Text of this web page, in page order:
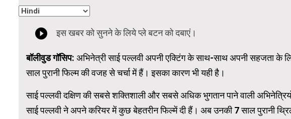
बॉलीवुड गॉसिप: अभिनेत्री साई पल्लवी अपनी एक्टिंग के साथ-साथ अपनी सहजता के
साल पुरानी फिल्म की वजह से चर्चा में हैं। इसका कारण भी यही है।
साई पल्लवी दक्षिण की सबसे शक्तिशाली और सबसे अधिक भुगतान पाने वाली
साई पल्लवी ने अपने करियर में कुछ बेहतरीन फिल्में दी हैं। अब उनकी 7 साल पुरानी